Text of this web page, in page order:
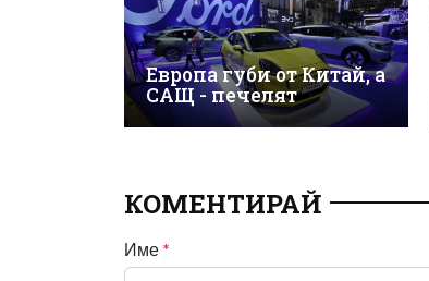
Европа губи от Китай, а
САЩ - печелят
КОМЕНТИРАЙ
Име *